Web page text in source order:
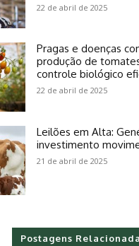
22 de abril de 2025
Pragas e doenças
produção de
controle biológico
22 de abril de 2025
Leilões em Alta:
investimento
21 de abril de 2025
Postagens